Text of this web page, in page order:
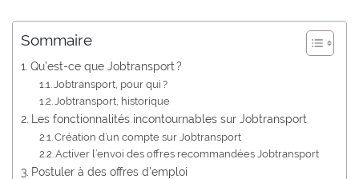
Sommaire
Qu’est-ce que Jobtransport ?
Jobtransport, pour qui ?
Jobtransport, historique
Les fonctionnalités incontournables sur Jobtransport
Création d’un compte sur Jobtransport
Activer l’envoi des offres recommandées Jobtransport
Postuler à des offres d’emploi